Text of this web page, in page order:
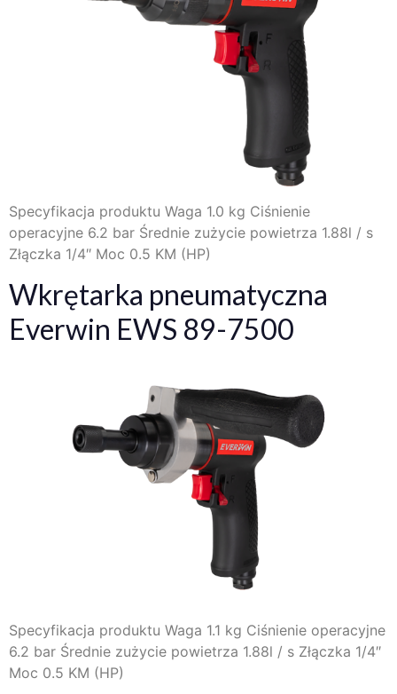
Specyfikacja produktu Waga 1.0 kg Ciśnienie
operacyjne 6.2 bar Średnie zużycie powietrza 1.88l / s
Złączka 1/4″ Moc 0.5 KM (HP)
Wkrętarka pneumatyczna
Everwin EWS 89-7500
Specyfikacja produktu Waga 1.1 kg Ciśnienie operacyjne
6.2 bar Średnie zużycie powietrza 1.88l / s Złączka 1/4″
Moc 0.5 KM (HP)